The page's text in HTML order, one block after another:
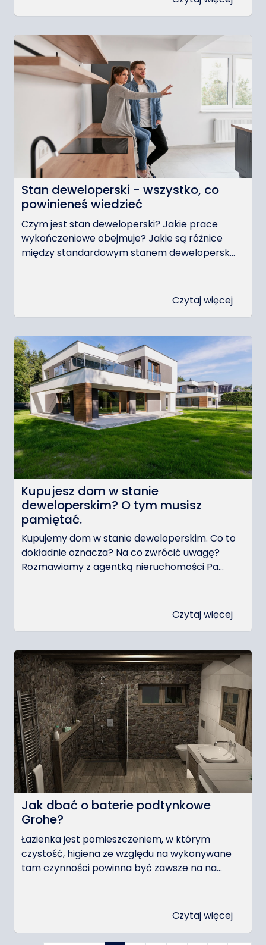
Stan deweloperski - wszystko, co
powinieneś wiedzieć
Czym jest stan deweloperski? Jakie prace
wykończeniowe obejmuje? Jakie są różnice
między standardowym stanem dewelopersk...
Czytaj więcej
Kupujesz dom w stanie
deweloperskim? O tym musisz
pamiętać.
Kupujemy dom w stanie deweloperskim. Co to
dokładnie oznacza? Na co zwrócić uwagę?
Rozmawiamy z agentką nieruchomości Pa...
Czytaj więcej
Jak dbać o baterie podtynkowe
Grohe?
Łazienka jest pomieszczeniem, w którym
czystość, higiena ze względu na wykonywane
tam czynności powinna być zawsze na na...
Czytaj więcej